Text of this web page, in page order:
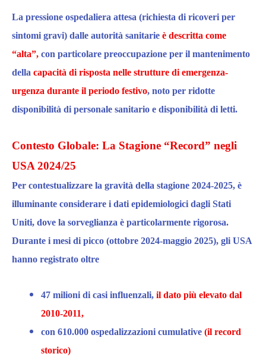
La pressione ospedaliera attesa (richiesta di ricoveri per
sintomi gravi) dalle autorità sanitarie è descritta come
“alta”, con particolare preoccupazione per il mantenimento
della capacità di risposta nelle strutture di emergenza-
urgenza durante il periodo festivo, noto per ridotte
disponibilità di personale sanitario e disponibilità di letti.
Contesto Globale: La Stagione “Record” negli
USA 2024/25
Per contestualizzare la gravità della stagione 2024-2025, è
illuminante considerare i dati epidemiologici dagli Stati
Uniti, dove la sorveglianza è particolarmente rigorosa.
Durante i mesi di picco (ottobre 2024-maggio 2025), gli USA
hanno registrato oltre
47 milioni di casi influenzali, ildatopiù elevato dal
2010-2011,
con610.000 ospedalizzazioni cumulative(il record
storico)